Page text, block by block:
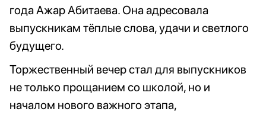
года Ажар Абитаева. Она адресовала
выпускникам тёплые слова, удачи и светлого
будущего.
Торжественный вечер стал для выпускников
не только прощанием со школой, но и
началом нового важного этапа,